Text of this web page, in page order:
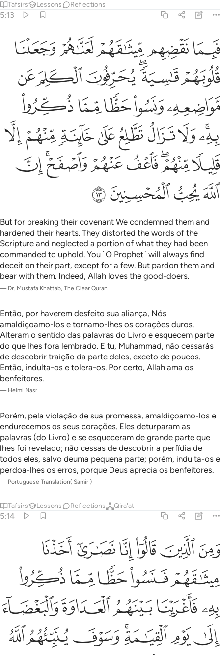
Tafsirs Lessons Reflections
5:13
فبما نقضهم ميثاقهم لعناهم وجعلنا قلوبهم قاسية يحرفون الكلم عن
فَبِمَا نَقْضِهِم مِّيثَـٰقَهُمْ لَعَنَّـٰهُمْ وَجَعَلْنَا قُلُوبَهُمْ قَـٰسِيَةًۭ
ﲕﲖﲗﲘﲙ
ﲚﲛﲜﲝﲞﲟ
ﲠﲡﲢﲣﲤ
ﲥﲦﲧﲨﲩﲪﲫﲬﲭ
ﲮﲯﲰﲱﲲﲳﲴﲵ
ﲶﲷﲸﲹ
But for breaking their covenant We condemned them and
hardened their hearts. They distorted the words of the
Scripture and neglected a portion of what they had been
commanded to uphold. You ˹O Prophet˺ will always find
deceit on their part, except for a few. But pardon them and
bear with them. Indeed, Allah loves the good-doers.
— Dr. Mustafa Khattab, The Clear Quran
Então, por haverem desfeito sua aliança, Nós
amaldiçoamo-los e tornamo-lhes os corações duros.
Alteram o sentido das palavras do Livro e esquecem parte
do que lhes fora lembrado. E tu, Muhammad, não cessarás
de descobrir traição da parte deles, exceto de poucos.
Então, indulta-os e tolera-os. Por certo, Allah ama os
benfeitores.
— Helmi Nasr
Porém, pela violação de sua promessa, amaldiçoamo-los e
endurecemos os seus corações. Eles deturparam as
palavras (do Livro) e se esqueceram de grande parte que
lhes foi revelado; não cessas de descobrir a perfídia de
todos eles, salvo deuma pequena parte; porém, indulta-os e
perdoa-lhes os erros, porque Deus aprecia os benfeitores.
— Portuguese Translation( Samir )
Tafsirs Lessons Reflections Qira'at
5:14
ومن الذين قالوا انا نصارى اخذنا ميثاقهم فنسوا حظا مما ذكروا به
وَمِنَ ٱلَّذِينَ قَالُوٓا۟ إِنَّا نَصَـٰرَىٰٓ أَخَذْنَا مِيثَـٰقَهُمْ فَنَسُوا۟ حَظًّۭا مِّمَّا ذُكِّرُوا۟
ﱁﱂﱃﱄﱅﱆ
ﱇﱈﱉﱊﱋ
ﱌﱍﱎﱏﱐ
ﱑﱒﱓﱔﱕﱖﱗ